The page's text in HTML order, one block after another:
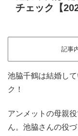
チェック【
記事
池脇千鶴は結婚し
ク！
アンメットの母親
ん。池脇さんの役